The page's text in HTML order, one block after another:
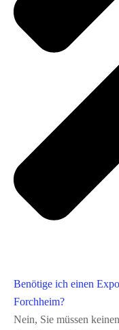
Benötige ich einen
Forchheim?
Nein, Sie müssen